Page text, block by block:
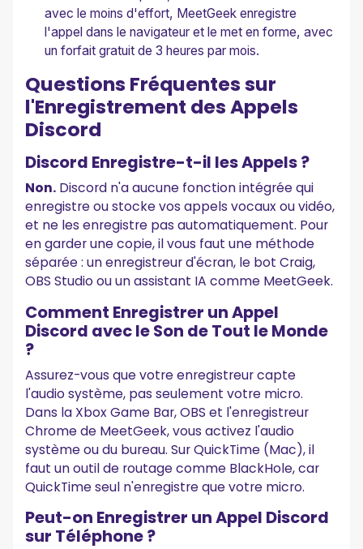
avec le moins d'effort, MeetGeek enregistre
l'appel dans le navigateur et le met en forme, avec
un forfait gratuit de 3 heures par mois.
Questions Fréquentes sur
l'Enregistrement des Appels
Discord
Discord Enregistre-t-il les Appels ?
Non. Discord n'a aucune fonction intégrée qui
enregistre ou stocke vos appels vocaux ou vidéo,
et ne les enregistre pas automatiquement. Pour
en garder une copie, il vous faut une méthode
séparée : un enregistreur d'écran, le bot Craig,
OBS Studio ou un assistant IA comme MeetGeek.
Comment Enregistrer un Appel
Discord avec le Son de Tout le Monde
?
Assurez-vous que votre enregistreur capte
l'audio système, pas seulement votre micro.
Dans la Xbox Game Bar, OBS et l'enregistreur
Chrome de MeetGeek, vous activez l'audio
système ou du bureau. Sur QuickTime (Mac), il
faut un outil de routage comme BlackHole, car
QuickTime seul n'enregistre que votre micro.
Peut-on Enregistrer un Appel Discord
sur Téléphone ?